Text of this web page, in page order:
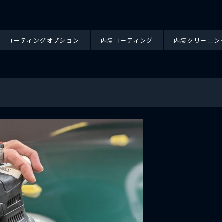
コーティングオプション 内装コーティング 内装クリーニン